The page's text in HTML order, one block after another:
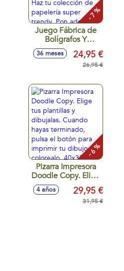
- 7 %
Juego Fábrica de
Bolígrafos Y
Subrayadores Diy.
Crea tus propios
Haz tu colección de
papelería super
trendy. Pon
adornos y agua
dentro de tus
bolígrafos o
subrayadores.34x31x7cm
36 meses 24,95 €
26,95 €
- 6 %
Pizarra Impresora
Doodle Copy. Elige
tus plantillas y
dibujalas. Cuando
hayas terminado,
4 años 29,95 €
31,95 €